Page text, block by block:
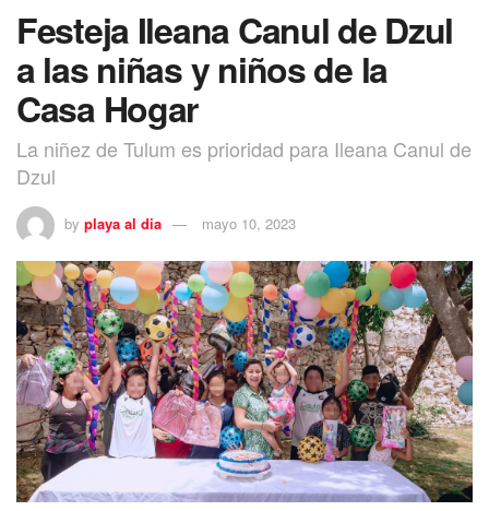
Festeja Ileana Canul de Dzul
a las niñas y niños de la
Casa Hogar
La niñez de Tulum es prioridad para Ileana Canul de
Dzul
by playa al dia mayo 10, 2023